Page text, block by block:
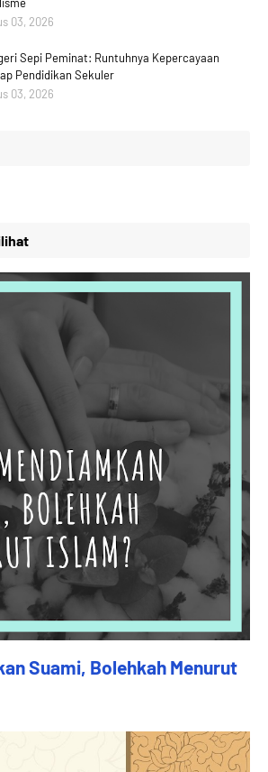
03, 2026
Sepi Peminat: Runtuhnya Kepercayaan
Pendidikan Sekuler
03, 2026
Suami, Bolehkah Menurut